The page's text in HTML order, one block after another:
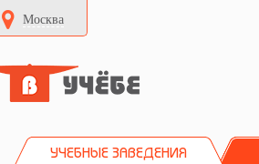
Москва
УЧЕБНЫЕ ЗАВЕДЕНИЯ